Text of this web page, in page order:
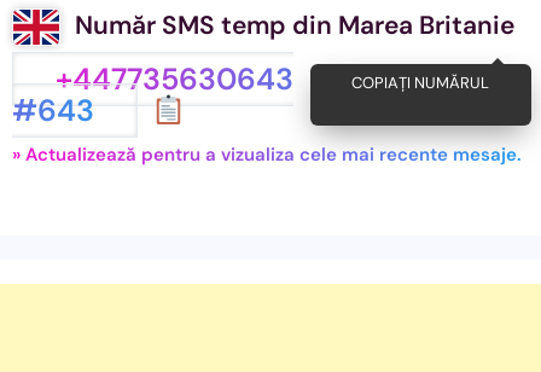
Număr SMS temp din Marea Britanie
+447735630643
#643
COPIAȚI NUMĂRUL
» Actualizează pentru a vizualiza cele mai recente mesaje.